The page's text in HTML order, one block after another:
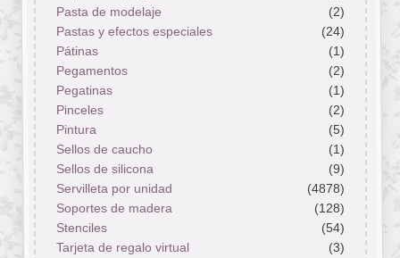
Pasta de modelaje
(2)
Pastas y efectos especiales
(24)
Pátinas
(1)
Pegamentos
(2)
Pegatinas
(1)
Pinceles
(2)
Pintura
(5)
Sellos de caucho
(1)
Sellos de silicona
(9)
Servilleta por unidad
(4878)
Soportes de madera
(128)
Stenciles
(54)
Tarjeta de regalo virtual
(3)